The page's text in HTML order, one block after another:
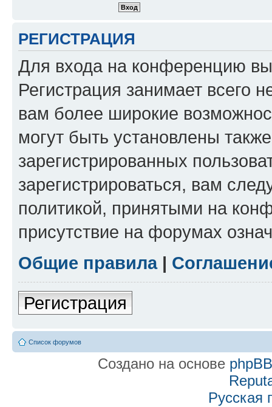
РЕГИСТРАЦИЯ
Для входа на конференцию
Регистрация занимает всего
вам более широкие
могут быть установлены
зарегистрированных
зарегистрироваться, вам
политикой, принятыми на
присутствие на форумах
Общие правила|
Регистрация
Список форумов
Создано на основе phpBB
Русская